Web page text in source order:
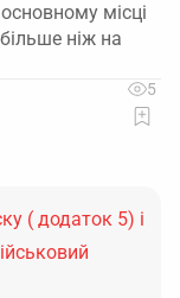
місці
ніж на
5
( додаток 5) і